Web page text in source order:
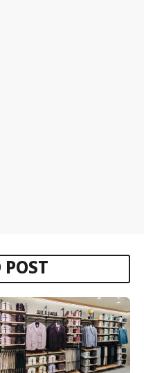
POST